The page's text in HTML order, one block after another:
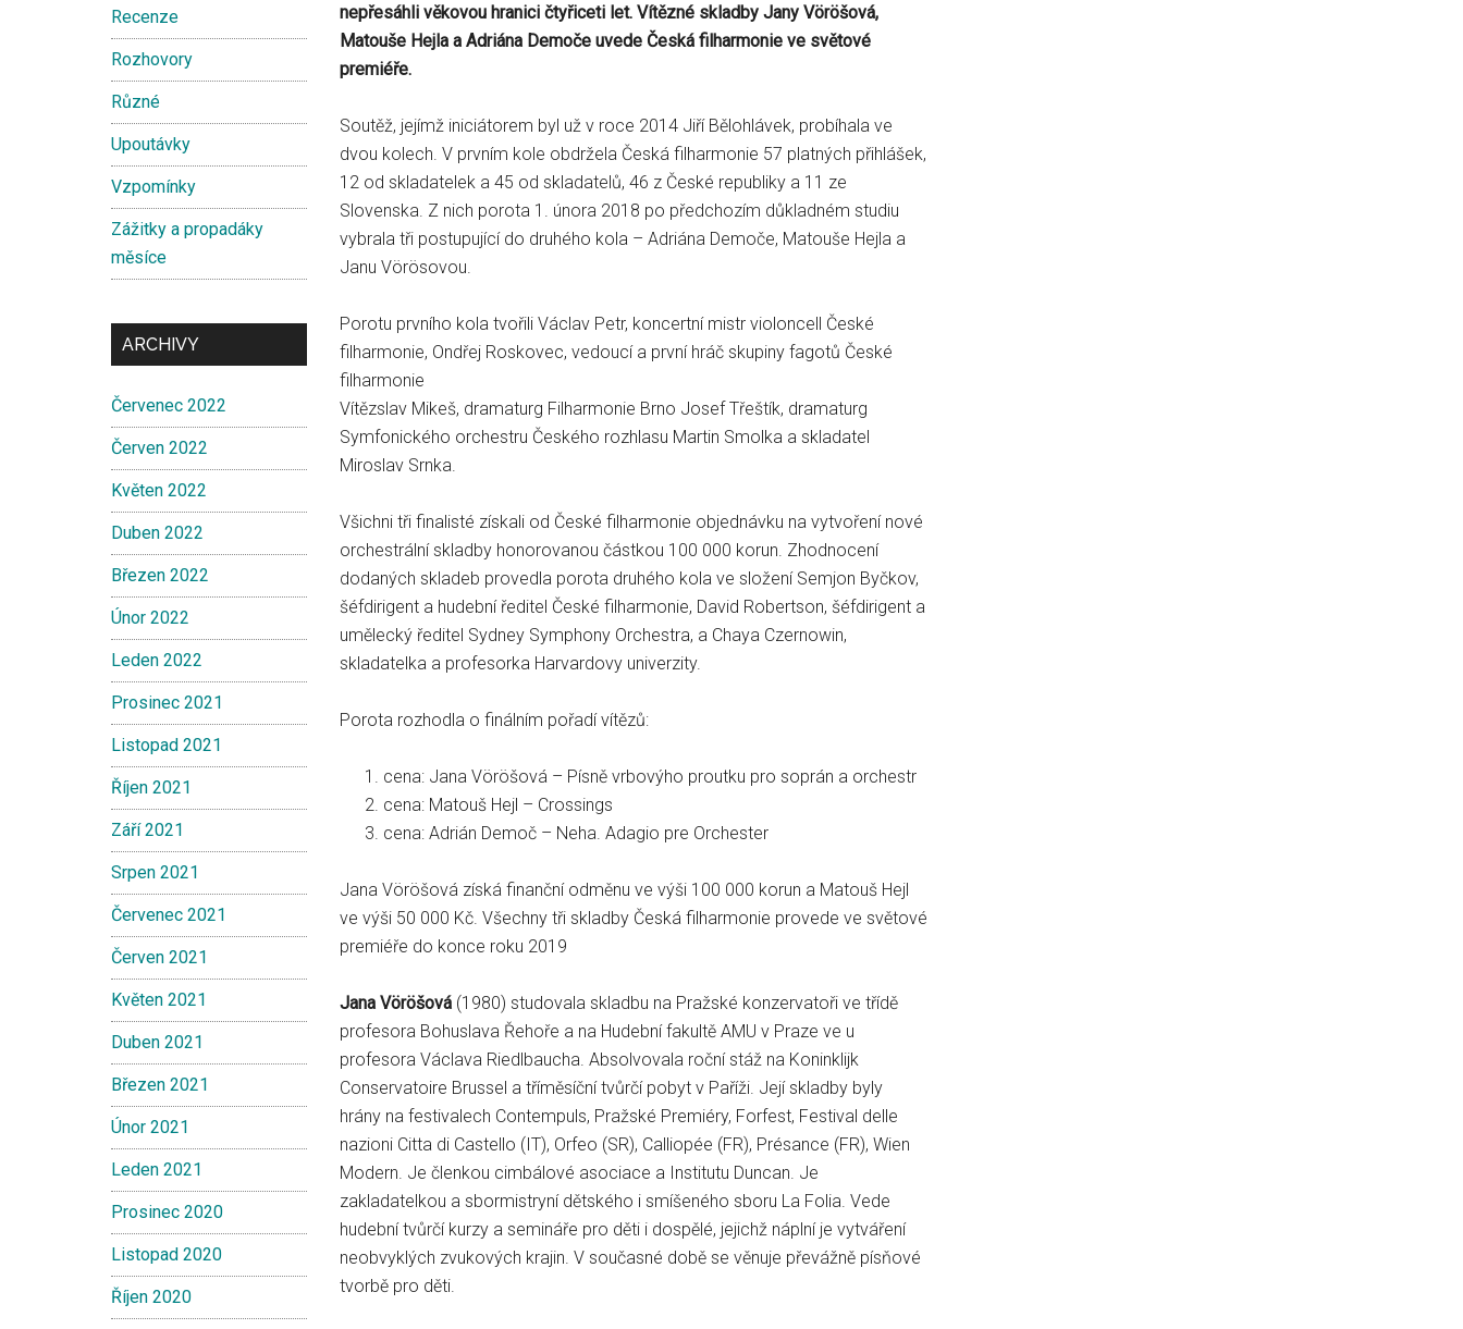
nepřesáhli věkovou hranici čtyřiceti let. Vítězné skladby Jany Vöröšová,
Matouše Hejla a Adriána Demoče uvede Česká filharmonie ve světové
premiéře.
Soutěž, jejímž iniciátorem byl už v roce 2014 Jiří Bělohlávek, probíhala ve
dvou kolech. V prvním kole obdržela Česká filharmonie 57 platných přihlášek,
12 od skladatelek a 45 od skladatelů, 46 z České republiky a 11 ze
Slovenska. Z nich porota 1. února 2018 po předchozím důkladném studiu
vybrala tři postupující do druhého kola – Adriána Demoče, Matouše Hejla a
Janu Vörösovou.
Porotu prvního kola tvořili Václav Petr, koncertní mistr violoncell České
filharmonie, Ondřej Roskovec, vedoucí a první hráč skupiny fagotů České
filharmonie
Vítězslav Mikeš, dramaturg Filharmonie Brno Josef Třeštík, dramaturg
Symfonického orchestru Českého rozhlasu Martin Smolka a skladatel
Miroslav Srnka.
Všichni tři finalisté získali od České filharmonie objednávku na vytvoření nové
orchestrální skladby honorovanou částkou 100 000 korun. Zhodnocení
dodaných skladeb provedla porota druhého kola ve složení Semjon Byčkov,
šéfdirigent a hudební ředitel České filharmonie, David Robertson, šéfdirigent a
umělecký ředitel Sydney Symphony Orchestra, a Chaya Czernowin,
skladatelka a profesorka Harvardovy univerzity.
Porota rozhodla o finálním pořadí vítězů:
cena: Jana Vöröšová – Písně vrbovýho proutku pro soprán a orchestr
cena: Matouš Hejl – Crossings
cena: Adrián Demoč – Neha. Adagio pre Orchester
Jana Vöröšová získá finanční odměnu ve výši 100 000 korun a Matouš Hejl
ve výši 50 000 Kč. Všechny tři skladby Česká filharmonie provede ve světové
premiéře do konce roku 2019
Jana Vöröšová (1980) studovala skladbu na Pražské konzervatoři ve třídě
profesora Bohuslava Řehoře a na Hudební fakultě AMU v Praze ve u
profesora Václava Riedlbaucha. Absolvovala roční stáž na Koninklijk
Conservatoire Brussel a tříměsíční tvůrčí pobyt v Paříži. Její skladby byly
hrány na festivalech Contempuls, Pražské Premiéry, Forfest, Festival delle
nazioni Citta di Castello (IT), Orfeo (SR), Calliopée (FR), Présance (FR), Wien
Modern. Je členkou cimbálové asociace a Institutu Duncan. Je
zakladatelkou a sbormistryní dětského i smíšeného sboru La Folia. Vede
hudební tvůrčí kurzy a semináře pro děti i dospělé, jejichž náplní je vytváření
neobvyklých zvukových krajin. V současné době se věnuje převážně písňové
tvorbě pro děti.
Recenze
Rozhovory
Různé
Upoutávky
Vzpomínky
Zážitky a propadáky
měsíce
ARCHIVY
Červenec 2022
Červen 2022
Květen 2022
Duben 2022
Březen 2022
Únor 2022
Leden 2022
Prosinec 2021
Listopad 2021
Říjen 2021
Září 2021
Srpen 2021
Červenec 2021
Červen 2021
Květen 2021
Duben 2021
Březen 2021
Únor 2021
Leden 2021
Prosinec 2020
Listopad 2020
Říjen 2020